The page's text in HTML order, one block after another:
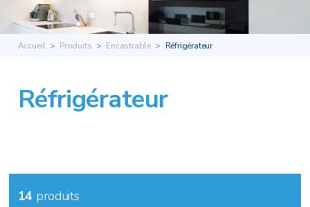
Accueil Produits Encastrable Réfrigérateur
Réfrigérateur
14 produits